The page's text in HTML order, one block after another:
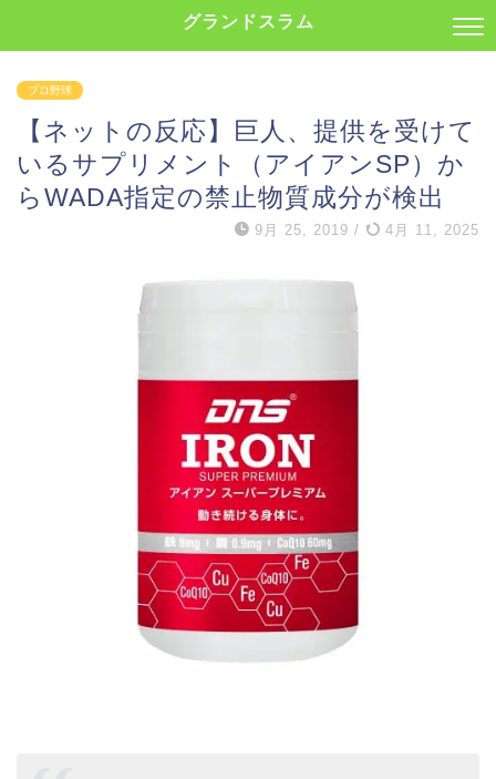
グランドスラム
プロ野球
【ネットの反応】巨人、提供を受けて
いるサプリメント（アイアンSP）か
らWADA指定の禁止物質成分が検出
9月 25, 2019 / 4月 11, 2025